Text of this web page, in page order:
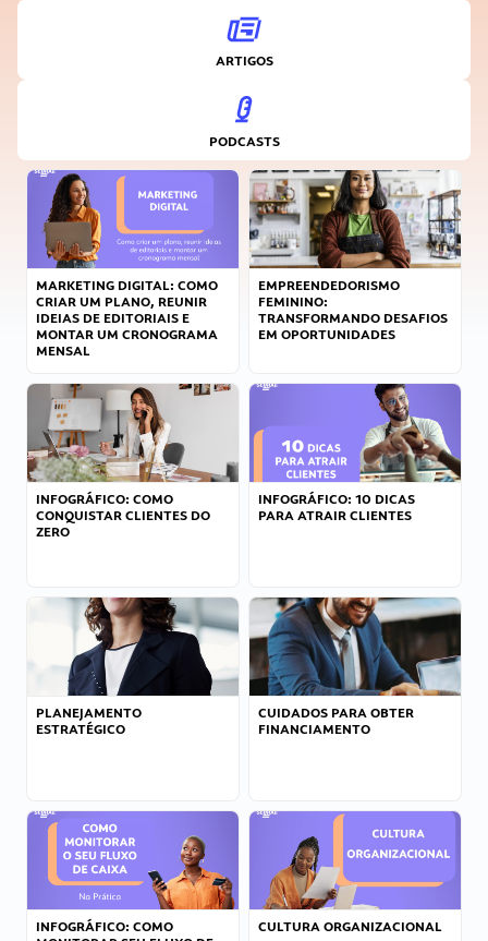
ARTIGOS
PODCASTS
MARKETING DIGITAL: COMO
CRIAR UM PLANO, REUNIR
IDEIAS DE EDITORIAIS E
MONTAR UM CRONOGRAMA
MENSAL
EMPREENDEDORISMO
FEMININO:
TRANSFORMANDO DESAFIOS
EM OPORTUNIDADES
INFOGRÁFICO: COMO
CONQUISTAR CLIENTES DO
ZERO
INFOGRÁFICO: 10 DICAS
PARA ATRAIR CLIENTES
PLANEJAMENTO
ESTRATÉGICO
CUIDADOS PARA OBTER
FINANCIAMENTO
INFOGRÁFICO: COMO
CULTURA ORGANIZACIONAL